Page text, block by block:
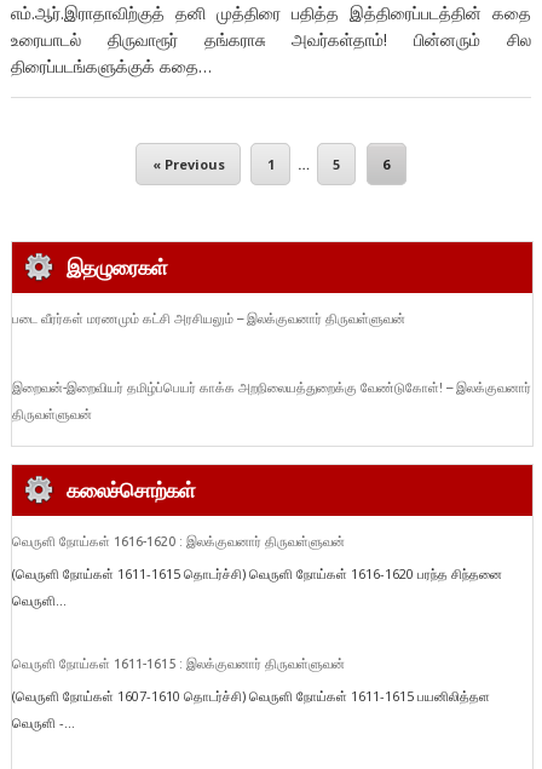
எம்.ஆர்.இராதாவிற்குத் தனி முத்திரை பதித்த இத்திரைப்படத்தின் கதை
உரையாடல் திருவாரூர் தங்கராசு அவர்கள்தாம்! பின்னரும் சில
திரைப்படங்களுக்குக் கதை…
« Previous 1 … 5 6
இதழுரைகள்
படை வீரர்கள் மரணமும் கட்சி அரசியலும் – இலக்குவனார் திருவள்ளுவன்
இறைவன்-இறைவியர் தமிழ்ப்பெயர் காக்க அறநிலையத்துறைக்கு வேண்டுகோள்! – இலக்குவனார்
திருவள்ளுவன்
கலைச்சொற்கள்
வெருளி நோய்கள் 1616-1620 : இலக்குவனார் திருவள்ளுவன்
(வெருளி நோய்கள் 1611-1615 தொடர்ச்சி) வெருளி நோய்கள் 1616-1620 பரந்த சிந்தனை
வெருளி...
வெருளி நோய்கள் 1611-1615 : இலக்குவனார் திருவள்ளுவன்
(வெருளி நோய்கள் 1607-1610 தொடர்ச்சி) வெருளி நோய்கள் 1611-1615 பயனிலித்தள
வெருளி -...